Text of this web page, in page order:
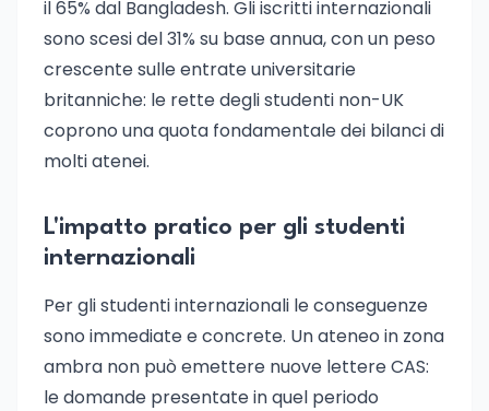
il 65% dal Bangladesh. Gli iscritti internazionali
sono scesi del 31% su base annua, con un peso
crescente sulle entrate universitarie
britanniche: le rette degli studenti non-UK
coprono una quota fondamentale dei bilanci di
molti atenei.
L'impatto pratico per gli studenti
internazionali
Per gli studenti internazionali le conseguenze
sono immediate e concrete. Un ateneo in zona
ambra non può emettere nuove lettere CAS:
le domande presentate in quel periodo